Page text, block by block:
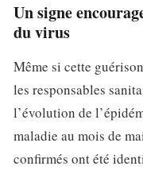
Un signe
du virus
Même si cette
les responsables
l’évolution de
maladie au mois de
confirmés ont été